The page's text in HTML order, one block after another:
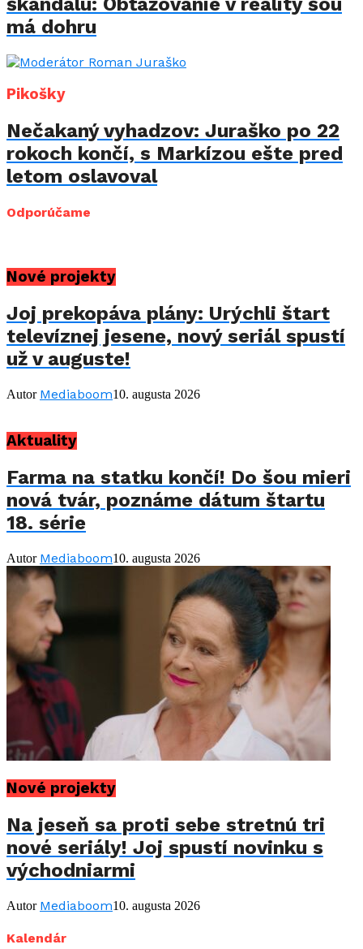
má dohru
Pikošky
Nečakaný vyhadzov: Juraško po 22
rokoch končí, s Markízou ešte pred
letom oslavoval
Odporúčame
Nové projekty
Joj prekopáva plány: Urýchli štart
televíznej jesene, nový seriál spustí
už v auguste!
Autor Mediaboom10. augusta 2026
Aktuality
Farma na statku končí! Do šou mieri
nová tvár, poznáme dátum štartu
18. série
Autor Mediaboom10. augusta 2026
Nové projekty
Na jeseň sa proti sebe stretnú tri
nové seriály! Joj spustí novinku s
východniarmi
Autor Mediaboom10. augusta 2026
Kalendár